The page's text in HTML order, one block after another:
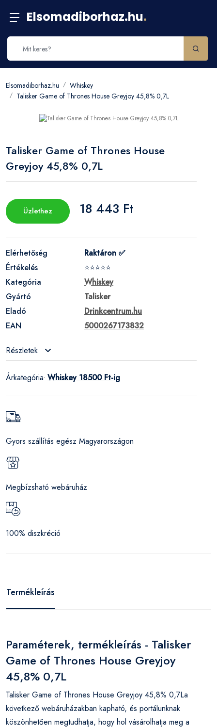
Elsomadiborhaz.hu.
Elsomadiborhaz.hu
Whiskey
Talisker Game of Thrones House Greyjoy 45,8% 0,7L
Talisker Game of Thrones House
Greyjoy 45,8% 0,7L
Üzlethez 18 443 Ft
Elérhetőség
Raktáron ✅
Értékelés
⭐⭐⭐⭐⭐
Kategória
Whiskey
Gyártó
Talisker
Eladó
Drinkcentrum.hu
EAN
5000267173832
Részletek
Árkategória: Whiskey 18500 Ft-ig
Gyors szállítás egész Magyarországon
Megbízsható webáruház
100% diszkréció
Termékleírás
Paraméterek, termékleírás - Talisker
Game of Thrones House Greyjoy
45,8% 0,7L
Talisker Game of Thrones House Greyjoy 45,8% 0,7La
következő webáruházakban kapható, és portálunknak
köszönhetően megtudhatja, hogy hol vásárolhatja meg a